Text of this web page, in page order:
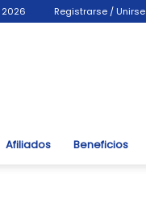
Registrarse / Unirse
Afiliados Beneficios